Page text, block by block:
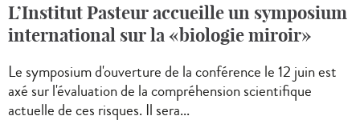
L’Institut Pasteur accueille un symposium
international sur la «biologie miroir»
Le symposium d'ouverture de la conférence le 12 juin est
axé sur l'évaluation de la compréhension scientifique
actuelle de ces risques. Il sera...